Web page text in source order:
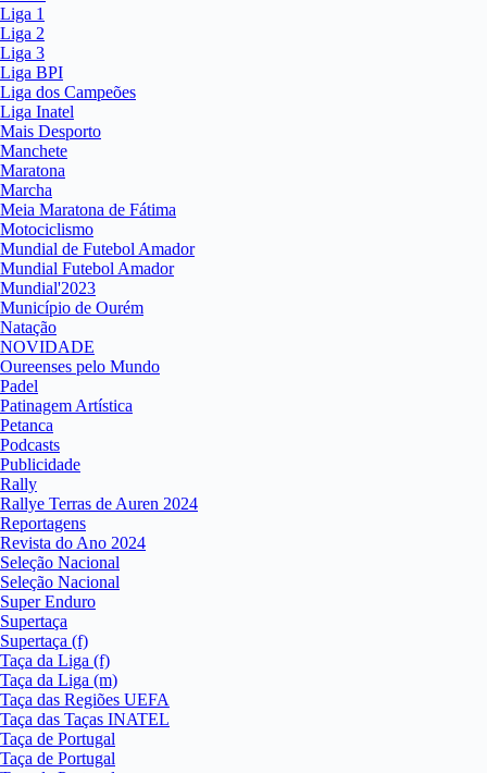
Liga 1
Liga 2
Liga 3
Liga BPI
Liga dos Campeões
Liga Inatel
Mais Desporto
Manchete
Maratona
Marcha
Meia Maratona de Fátima
Motociclismo
Mundial de Futebol Amador
Mundial Futebol Amador
Mundial'2023
Município de Ourém
Natação
NOVIDADE
Oureenses pelo Mundo
Padel
Patinagem Artística
Petanca
Podcasts
Publicidade
Rally
Rallye Terras de Auren 2024
Reportagens
Revista do Ano 2024
Seleção Nacional
Seleção Nacional
Super Enduro
Supertaça
Supertaça (f)
Taça da Liga (f)
Taça da Liga (m)
Taça das Regiões UEFA
Taça das Taças INATEL
Taça de Portugal
Taça de Portugal